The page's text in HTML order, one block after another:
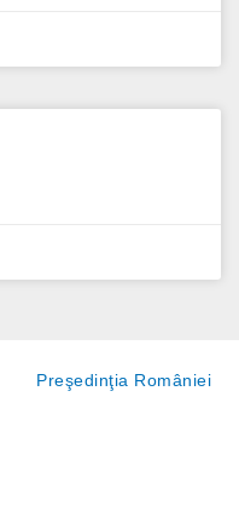
Preşedinţia României